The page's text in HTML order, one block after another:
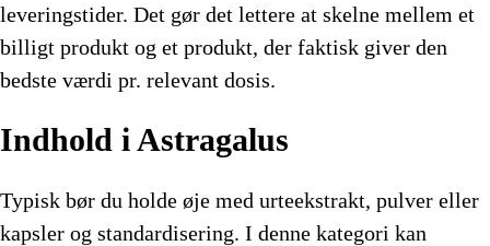
leveringstider. Det gør det lettere at skelne mellem et
billigt produkt og et produkt, der faktisk giver den
bedste værdi pr. relevant dosis.
Indhold i Astragalus
Typisk bør du holde øje med urteekstrakt, pulver eller
kapsler og standardisering. I denne kategori kan